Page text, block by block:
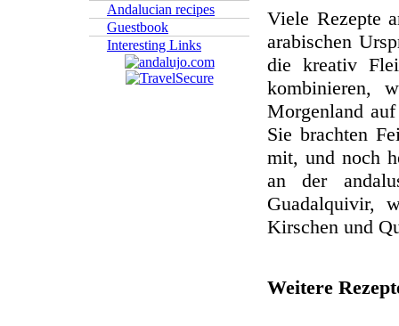
Andalucian recipes
Guestbook
Interesting Links
Viele Rezepte
arabischen
die kreativ
kombinieren,
Morgenland
Sie brachten
mit, und noch
an der
Guadalquivir,
Kirschen und
Weitere